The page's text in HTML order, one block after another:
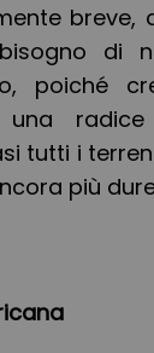
breve,
di
poiché
radice
tutti i
più